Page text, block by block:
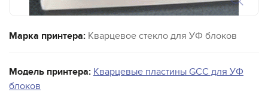
Марка принтера: Кварцевое стекло для УФ блоков
Модель принтера: Кварцевые пластины GCC для УФ
блоков